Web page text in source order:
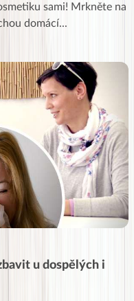
sami! Mrkněte na
domácí...
u dospělých i